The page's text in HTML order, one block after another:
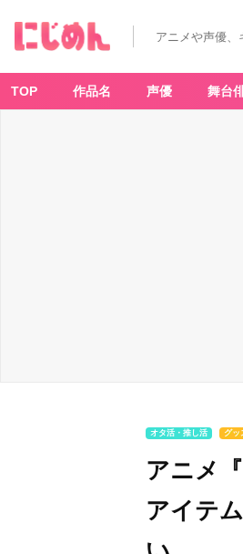
アニメや声優、
TOP 作品名 声優 舞台
オタ活・推し活 グッ
アニメ
アイテ